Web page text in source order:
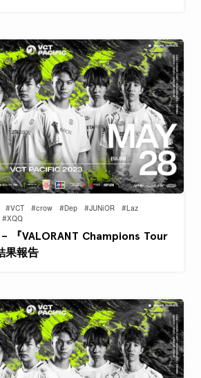
#VCT #crow #Dep #JUNiOR
#Laz
#XQQ
『VALORANT Champions Tour
果報告